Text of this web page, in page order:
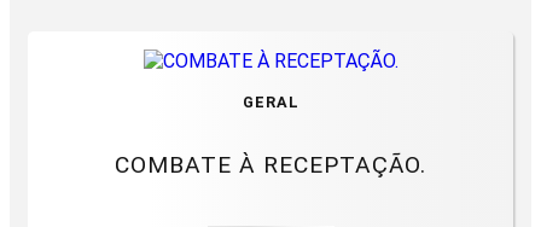
GERAL
COMBATE À RECEPTAÇÃO.